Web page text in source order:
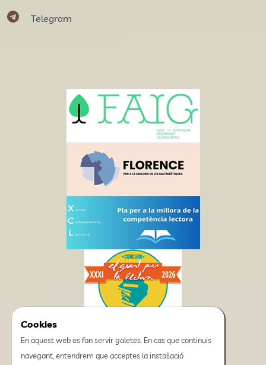
Cookies
En aquest web es fan servir galetes. En cas que continuïs
navegant, entendrem que acceptes la instal·lació
Telegram